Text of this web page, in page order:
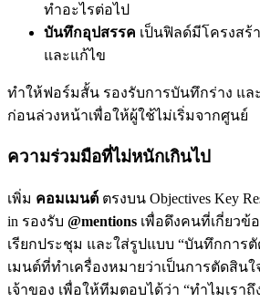
ทำอะไรต่อไป
บันทึกอุปสรรค เป็นฟิลด์มีโครงสร้
และแก้ไข
ทำให้ฟอร์มสั้น รองรับการบันทึกร่าง แล
ก่อนล่วงหน้าเพื่อให้ผู้ใช้ไม่เริ่มจากศูนย์
ความร่วมมือที่ไม่หนักเกินไป
เพิ่ม คอมเมนต์ ตรงบน Objectives Key
in รองรับ @mentions เพื่อดึงคนที่เกี่ยวข้
เรียกประชุม และใส่รูปแบบ “บันทึกการตั
เมนต์ที่ทำเครื่องหมายว่าเป็นการตัดสิน
เจ้าของ เพื่อให้ทีมตอบได้ว่า “ทำไมเรา